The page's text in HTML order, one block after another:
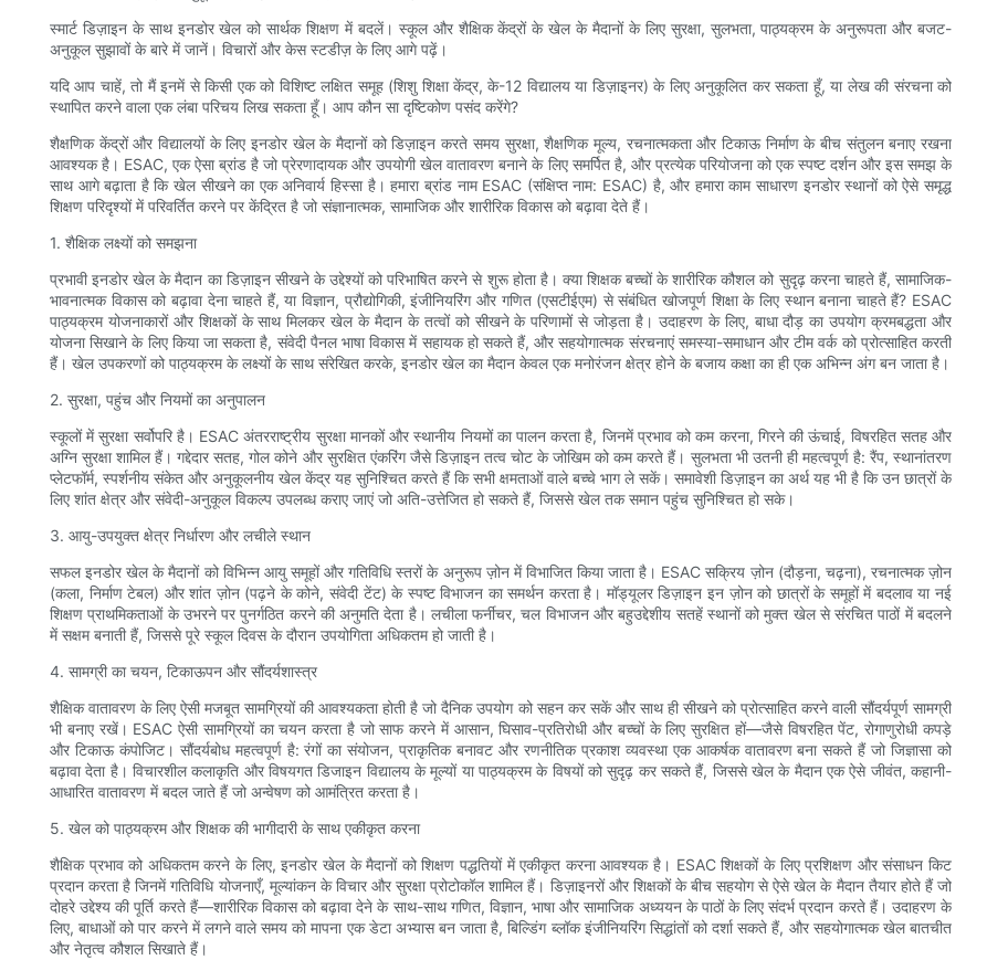
स्मार्ट डिज़ाइन के साथ इनडोर खेल को सार्थक शिक्षण में बदलें। स्कूल और शैक्षिक केंद्रों के खेल के मैदानों के लिए सुरक्षा, सुलभता, पाठ्यक्रम के अनुरूपता और बजट-
अनुकूल सुझावों के बारे में जानें। विचारों और केस स्टडीज़ के लिए आगे पढ़ें।
यदि आप चाहें, तो मैं इनमें से किसी एक को विशिष्ट लक्षित समूह (शिशु शिक्षा केंद्र, के-12 विद्यालय या डिज़ाइनर) के लिए अनुकूलित कर सकता हूँ, या लेख की संरचना को
स्थापित करने वाला एक लंबा परिचय लिख सकता हूँ। आप कौन सा दृष्टिकोण पसंद करेंगे?
शैक्षणिक केंद्रों और विद्यालयों के लिए इनडोर खेल के मैदानों को डिज़ाइन करते समय सुरक्षा, शैक्षणिक मूल्य, रचनात्मकता और टिकाऊ निर्माण के बीच संतुलन बनाए रखना
आवश्यक है। ESAC, एक ऐसा ब्रांड है जो प्रेरणादायक और उपयोगी खेल वातावरण बनाने के लिए समर्पित है, और प्रत्येक परियोजना को एक स्पष्ट दर्शन और इस समझ के
साथ आगे बढ़ाता है कि खेल सीखने का एक अनिवार्य हिस्सा है। हमारा ब्रांड नाम ESAC (संक्षिप्त नाम: ESAC) है, और हमारा काम साधारण इनडोर स्थानों को ऐसे समृद्ध
शिक्षण परिदृश्यों में परिवर्तित करने पर केंद्रित है जो संज्ञानात्मक, सामाजिक और शारीरिक विकास को बढ़ावा देते हैं।
1. शैक्षिक लक्ष्यों को समझना
प्रभावी इनडोर खेल के मैदान का डिज़ाइन सीखने के उद्देश्यों को परिभाषित करने से शुरू होता है। क्या शिक्षक बच्चों के शारीरिक कौशल को सुदृढ़ करना चाहते हैं, सामाजिक-
भावनात्मक विकास को बढ़ावा देना चाहते हैं, या विज्ञान, प्रौद्योगिकी, इंजीनियरिंग और गणित (एसटीईएम) से संबंधित खोजपूर्ण शिक्षा के लिए स्थान बनाना चाहते हैं? ESAC
पाठ्यक्रम योजनाकारों और शिक्षकों के साथ मिलकर खेल के मैदान के तत्वों को सीखने के परिणामों से जोड़ता है। उदाहरण के लिए, बाधा दौड़ का उपयोग क्रमबद्धता और
योजना सिखाने के लिए किया जा सकता है, संवेदी पैनल भाषा विकास में सहायक हो सकते हैं, और सहयोगात्मक संरचनाएं समस्या-समाधान और टीम वर्क को प्रोत्साहित करती
हैं। खेल उपकरणों को पाठ्यक्रम के लक्ष्यों के साथ संरेखित करके, इनडोर खेल का मैदान केवल एक मनोरंजन क्षेत्र होने के बजाय कक्षा का ही एक अभिन्न अंग बन जाता है।
2. सुरक्षा, पहुंच और नियमों का अनुपालन
स्कूलों में सुरक्षा सर्वोपरि है। ESAC अंतरराष्ट्रीय सुरक्षा मानकों और स्थानीय नियमों का पालन करता है, जिनमें प्रभाव को कम करना, गिरने की ऊंचाई, विषरहित सतह और
अग्नि सुरक्षा शामिल हैं। गद्देदार सतह, गोल कोने और सुरक्षित एंकरिंग जैसे डिज़ाइन तत्व चोट के जोखिम को कम करते हैं। सुलभता भी उतनी ही महत्वपूर्ण है: रैंप, स्थानांतरण
प्लेटफॉर्म, स्पर्शनीय संकेत और अनुकूलनीय खेल केंद्र यह सुनिश्चित करते हैं कि सभी क्षमताओं वाले बच्चे भाग ले सकें। समावेशी डिज़ाइन का अर्थ यह भी है कि उन छात्रों के
लिए शांत क्षेत्र और संवेदी-अनुकूल विकल्प उपलब्ध कराए जाएं जो अति-उत्तेजित हो सकते हैं, जिससे खेल तक समान पहुंच सुनिश्चित हो सके।
3. आयु-उपयुक्त क्षेत्र निर्धारण और लचीले स्थान
सफल इनडोर खेल के मैदानों को विभिन्न आयु समूहों और गतिविधि स्तरों के अनुरूप ज़ोन में विभाजित किया जाता है। ESAC सक्रिय ज़ोन (दौड़ना, चढ़ना), रचनात्मक ज़ोन
(कला, निर्माण टेबल) और शांत ज़ोन (पढ़ने के कोने, संवेदी टेंट) के स्पष्ट विभाजन का समर्थन करता है। मॉड्यूलर डिज़ाइन इन ज़ोन को छात्रों के समूहों में बदलाव या नई
शिक्षण प्राथमिकताओं के उभरने पर पुनर्गठित करने की अनुमति देता है। लचीला फर्नीचर, चल विभाजन और बहुउद्देशीय सतहें स्थानों को मुक्त खेल से संरचित पाठों में बदलने
में सक्षम बनाती हैं, जिससे पूरे स्कूल दिवस के दौरान उपयोगिता अधिकतम हो जाती है।
4. सामग्री का चयन, टिकाऊपन और सौंदर्यशास्त्र
शैक्षिक वातावरण के लिए ऐसी मजबूत सामग्रियों की आवश्यकता होती है जो दैनिक उपयोग को सहन कर सकें और साथ ही सीखने को प्रोत्साहित करने वाली सौंदर्यपूर्ण सामग्री
भी बनाए रखें। ESAC ऐसी सामग्रियों का चयन करता है जो साफ करने में आसान, घिसाव-प्रतिरोधी और बच्चों के लिए सुरक्षित हों—जैसे विषरहित पेंट, रोगाणुरोधी कपड़े
और टिकाऊ कंपोजिट। सौंदर्यबोध महत्वपूर्ण है: रंगों का संयोजन, प्राकृतिक बनावट और रणनीतिक प्रकाश व्यवस्था एक आकर्षक वातावरण बना सकते हैं जो जिज्ञासा को
बढ़ावा देता है। विचारशील कलाकृति और विषयगत डिजाइन विद्यालय के मूल्यों या पाठ्यक्रम के विषयों को सुदृढ़ कर सकते हैं, जिससे खेल के मैदान एक ऐसे जीवंत, कहानी-
आधारित वातावरण में बदल जाते हैं जो अन्वेषण को आमंत्रित करता है।
5. खेल को पाठ्यक्रम और शिक्षक की भागीदारी के साथ एकीकृत करना
शैक्षिक प्रभाव को अधिकतम करने के लिए, इनडोर खेल के मैदानों को शिक्षण पद्धतियों में एकीकृत करना आवश्यक है। ESAC शिक्षकों के लिए प्रशिक्षण और संसाधन किट
प्रदान करता है जिनमें गतिविधि योजनाएँ, मूल्यांकन के विचार और सुरक्षा प्रोटोकॉल शामिल हैं। डिज़ाइनरों और शिक्षकों के बीच सहयोग से ऐसे खेल के मैदान तैयार होते हैं जो
दोहरे उद्देश्य की पूर्ति करते हैं—शारीरिक विकास को बढ़ावा देने के साथ-साथ गणित, विज्ञान, भाषा और सामाजिक अध्ययन के पाठों के लिए संदर्भ प्रदान करते हैं। उदाहरण के
लिए, बाधाओं को पार करने में लगने वाले समय को मापना एक डेटा अभ्यास बन जाता है, बिल्डिंग ब्लॉक इंजीनियरिंग सिद्धांतों को दर्शा सकते हैं, और सहयोगात्मक खेल बातचीत
और नेतृत्व कौशल सिखाते हैं।